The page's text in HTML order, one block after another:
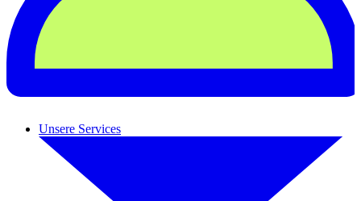
Unsere Services